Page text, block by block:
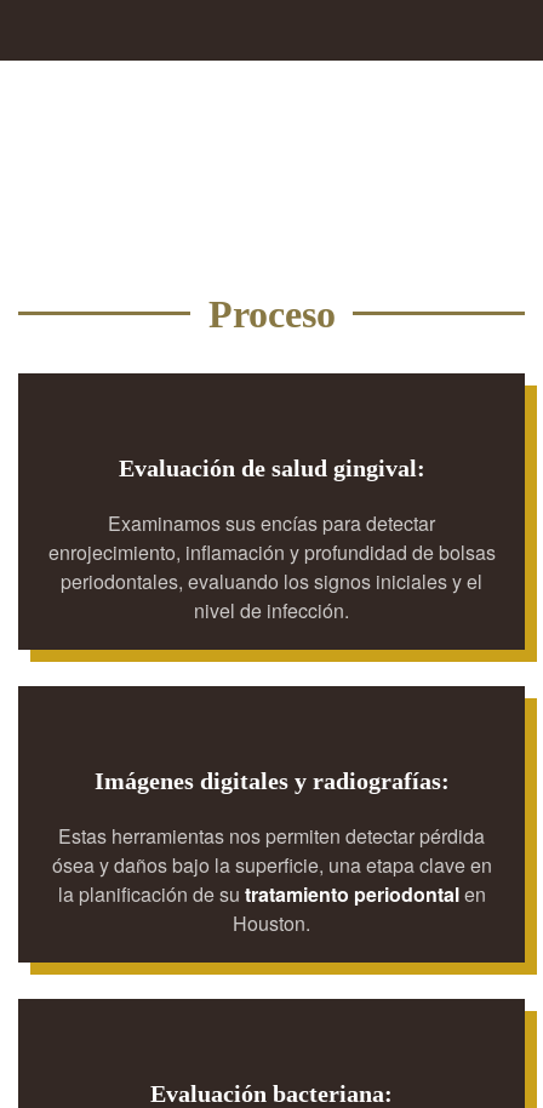
Proceso
Evaluación de salud gingival:
Examinamos sus encías para detectar
enrojecimiento, inflamación y profundidad de bolsas
periodontales, evaluando los signos iniciales y el
nivel de infección.
Imágenes digitales y radiografías:
Estas herramientas nos permiten detectar pérdida
ósea y daños bajo la superficie, una etapa clave en
la planificación de su tratamiento periodontalen
Houston.
Evaluación bacteriana: